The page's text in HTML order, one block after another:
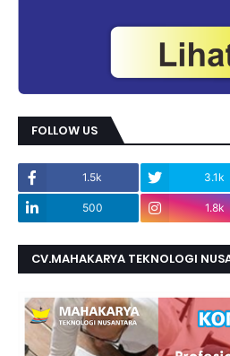
FOLLOW US
1.5k 3.1k
500 1.8k
CV.MAHAKARYA TEKNOLOGI